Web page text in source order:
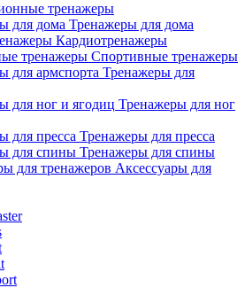
тренажеры
Тренажеры для дома
Кардиотренажеры
Спортивные тренажеры
Тренажеры для
Тренажеры для ног
Тренажеры для пресса
Тренажеры для спины
Аксессуары для